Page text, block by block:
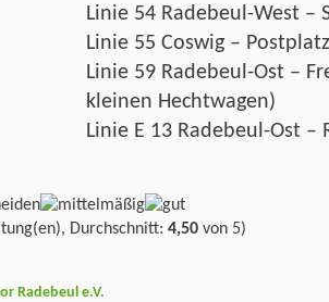
Linie 54 Radebeul-West –
Linie 55 Coswig –
Linie 59 Radebeul-Ost –
kleinen Hechtwagen)
Linie E 13 Radebeul-Ost –
Durchschnitt: 4,50 von 5)
Radebeul e.V.